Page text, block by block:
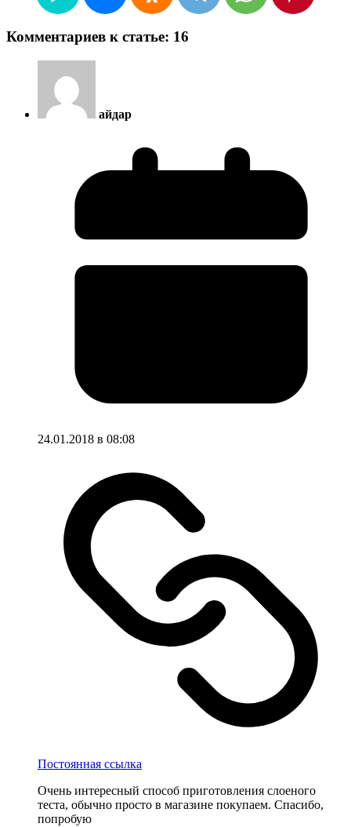
Комментариев к статье: 16
айдар
24.01.2018 в 08:08
Постоянная ссылка
Очень интересный способ приготовления слоеного
теста, обычно просто в магазине покупаем. Спасибо,
попробую